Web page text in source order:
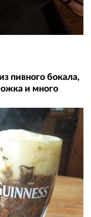
пивного бокала,
и много